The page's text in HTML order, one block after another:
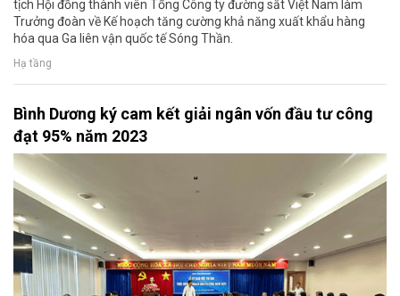
tịch Hội đồng thành viên Tổng Công ty đường sắt Việt Nam làm
Trưởng đoàn về Kế hoạch tăng cường khả năng xuất khẩu hàng
hóa qua Ga liên vận quốc tế Sóng Thần.
Hạ tầng
Bình Dương ký cam kết giải ngân vốn đầu tư công
đạt 95% năm 2023